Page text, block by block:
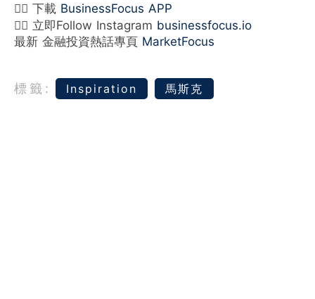
👉🏻 下載 BusinessFocus APP
👉🏻 立即Follow Instagram businessfocus.io
最新 金融投資熱話專頁 MarketFocus
標籤: Inspiration 馬斯克